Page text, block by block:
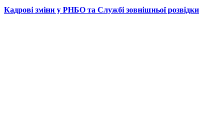
Кадрові зміни у РНБО та Службі зовнішньої розвідки